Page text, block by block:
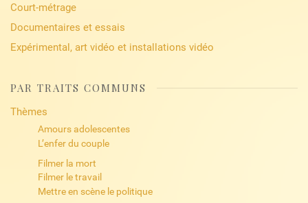
Court-métrage
Documentaires et essais
Expérimental, art vidéo et installations vidéo
PAR TRAITS COMMUNS
Thèmes
Amours adolescentes
L’enfer du couple
Filmer la mort
Filmer le travail
Mettre en scène le politique